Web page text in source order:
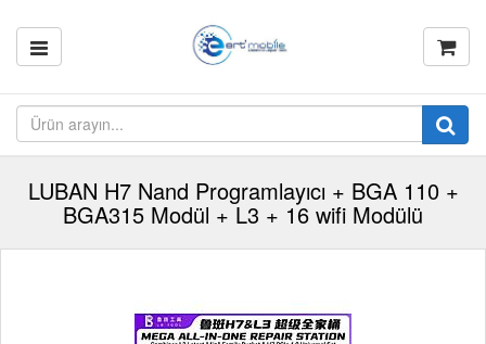
LUBAN H7 Nand Programlayıcı + BGA 110 +
BGA315 Modül + L3 + 16 wifi Modülü